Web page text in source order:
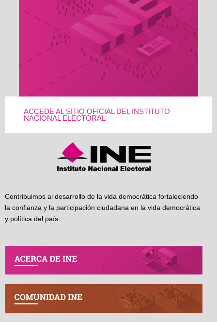
ACCEDE AL SITIO OFICIAL DEL INSTITUTO
NACIONAL ELECTORAL
Contribuimos al desarrollo de la vida democrática fortaleciendo
la confianza y la participación ciudadana en la vida democrática
y política del país.